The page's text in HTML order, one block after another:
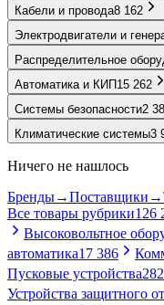
Кабели и провода8 162
Электродвигатели и
Распределительное
Автоматика и КИП 15 262
Системы безопасности2
Климатические системы3
Ничего не нашлось
Бренды→Поставщики →
Все товары рубрики126
Высоковольтное
автоматика17 386
Пусковые устройства282
Устройства защитного